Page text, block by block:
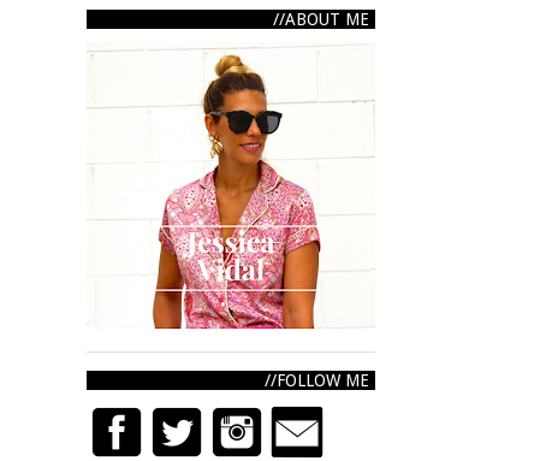
ABOUT ME
FOLLOW ME